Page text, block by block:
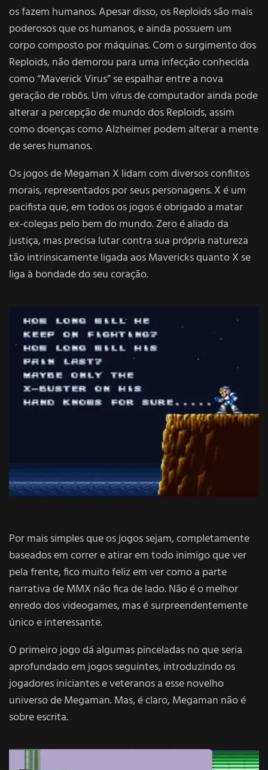
os fazem humanos. Apesar disso, os Reploids são mais
poderosos que os humanos, e ainda possuem um
corpo composto por máquinas. Com o surgimento dos
Reploids, não demorou para uma infecção conhecida
como “Maverick Virus” se espalhar entre a nova
geração de robôs. Um vírus de computador ainda pode
alterar a percepção de mundo dos Reploids, assim
como doenças como Alzheimer podem alterar a mente
de seres humanos.
Os jogos de Megaman X lidam com diversos conflitos
morais, representados por seus personagens. X é um
pacifista que, em todos os jogos é obrigado a matar
ex-colegas pelo bem do mundo. Zero é aliado da
justiça, mas precisa lutar contra sua própria natureza
tão intrinsicamente ligada aos Mavericks quanto X se
liga à bondade do seu coração.
Por mais simples que os jogos sejam, completamente
baseados em correr e atirar em todo inimigo que ver
pela frente, fico muito feliz em ver como a parte
narrativa de MMX não fica de lado. Não é o melhor
enredo dos videogames, mas é surpreendentemente
único e interessante.
O primeiro jogo dá algumas pinceladas no que seria
aprofundado em jogos seguintes, introduzindo os
jogadores iniciantes e veteranos a esse novelho
universo de Megaman. Mas, é claro, Megaman não é
sobre escrita.